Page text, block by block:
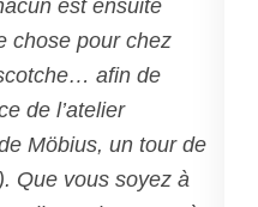
est ensuite
chose pour chez
afin de
de l’atelier
Möbius, un tour de
Que vous soyez à